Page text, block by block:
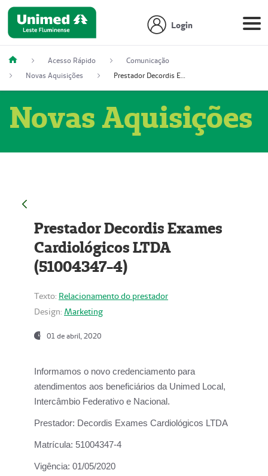
Login
Acesso Rápido
Comunicação
Novas Aquisições
Prestador Decordis Exames Cardiológicos LTDA (51004347-4)
Novas Aquisições
Prestador Decordis Exames
Cardiológicos LTDA
(51004347-4)
Texto: Relacionamento do prestador
Design: Marketing
01 de abril, 2020
Informamos o novo credenciamento para
atendimentos aos beneficiários da Unimed Local,
Intercâmbio Federativo e Nacional.
Prestador: Decordis Exames Cardiológicos LTDA
Matrícula: 51004347-4
Vigência: 01/05/2020